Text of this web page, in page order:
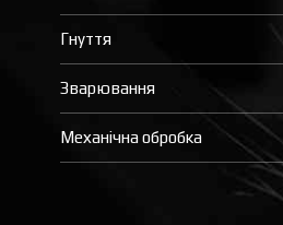
Гнуття
Зварювання
Механічна обробка